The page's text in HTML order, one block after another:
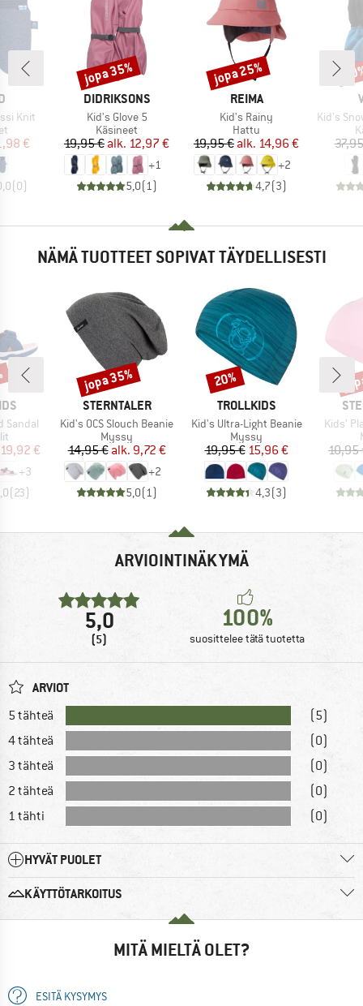
Knit
hinta
€
(0)
MERKKI
DIDRIKSONS
Tuote
Kid's Glove 5
Tuoteryhmä
Käsineet
Hinta
19,95 € Alennettu hinta
alk. 12,97 €
+1
5,0( 1)
Alennus
jopa 35%
MERKKI
REIMA
Tuote
Kid's Rainy
Tuoteryhmä
Hattu
Hinta
19,95 € Alennettu hinta
alk. 14,96 €
+2
4,7(3)
Alennus
jopa 25%
Tuote
Kid's
NÄMÄ TUOTTEET SOPIVAT TÄYDELLISESTI
Sandal
hinta
19,92 €
+3
(23)
MERKKI
STERNTALER
Tuote
Kid's OCS Slouch Beanie
Tuoteryhmä
Myssy
Hinta
14,95 € Alennettu hinta
alk. 9,72 €
+2
5,0(1 )
Alennus
jopa 35%
MERKKI
TROLLKIDS
Tuote
Kid's Ultra-Light Beanie
Tuoteryhmä
Myssy
Hinta
19,95 €Alennettu hinta
15,96 €
4,3(3)
Alennus
20%
Tuote
Kids'
10,95
ARVIOINTINÄKYMÄ
5,0
(5)
100%
suosittelee tätä tuotetta
ARVIOT
5 tähteä
(5)
4 tähteä
(0)
3 tähteä
(0)
2 tähteä
(0)
1 tähti
(0)
HYVÄT PUOLET
KÄYTTÖTARKOITUS
MITÄ MIELTÄ OLET?
ESITÄ KYSYMYS